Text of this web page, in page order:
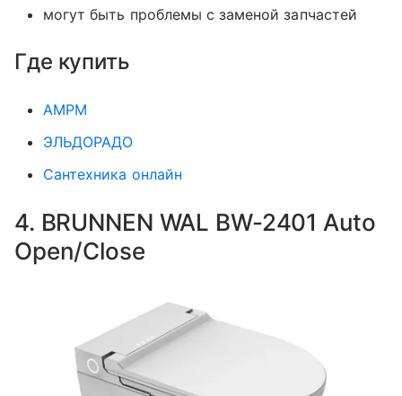
могут быть проблемы с заменой запчастей
Где купить
AMPM
ЭЛЬДОРАДО
Сантехника онлайн
4. BRUNNEN WAL BW-2401 Auto
Open/Close